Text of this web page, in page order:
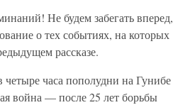
Не будем забегать вперед,
о тех событиях, на которых
рассказе.
четыре часа пополудни на Гунибе
война — после 25 лет борьбы